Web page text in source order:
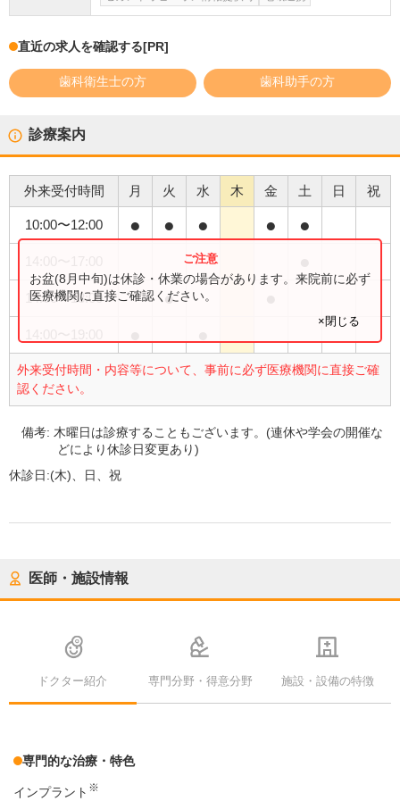
直近の求人を確認する[PR]
歯科衛生士の方 歯科助手の方
診療案内
外来受付時間 月 火 水 木 金 土 日 祝
10:00〜12:00 ● ● ● ● ●
14:00〜18:00 ●
外来受付時間・内容等について、事前に必ず医療機関に直接ご確
認ください。
お盆(8月中旬)は休診・休業の場合があります。来院前に必ず
医療機関に直接ご確認ください。
×閉じる
備考: 木曜日は診療することもございます。(連休や学会の開催な
どにより休診日変更あり)
休診日:(木)、日、祝
医師・施設情報
ドクター紹介 専門分野・得意分野 施設・設備の特徴
専門的な治療・特色
インプラント ※